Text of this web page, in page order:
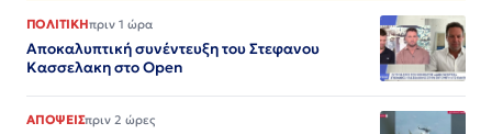
ΠΟΛΙΤΙΚΗπριν 1 ώρα
Αποκαλυπτική συνέντευξη του Στεφανου
Κασσελακη στο Open
ΑΠΟΨΕΙΣπριν 2 ώρες